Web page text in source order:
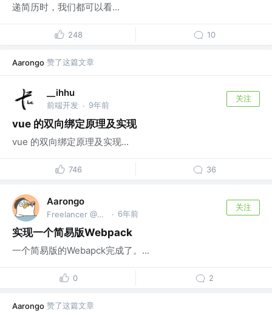
递简历时，我们都可以看...
248 10
Aarongo 赞了这篇文章
__ihhu
前端开发 · 9年前
关注
vue 的双向绑定原理及实现
vue 的双向绑定原理及实现...
746 36
Aarongo
Freelancer @@Home · 6年前
关注
实现一个简易版Webpack
一个简易版的Webapck完成了。...
0 2
Aarongo 赞了这篇文章